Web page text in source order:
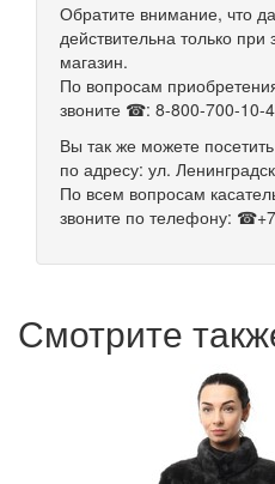
Обратите внимание, что
действительна только при
магазин.
По вопросам
звоните ☎: 8-800-700-10-
Вы так же можете
по адресу: ул.
По всем вопросам
звоните по телефону:
Смотрите